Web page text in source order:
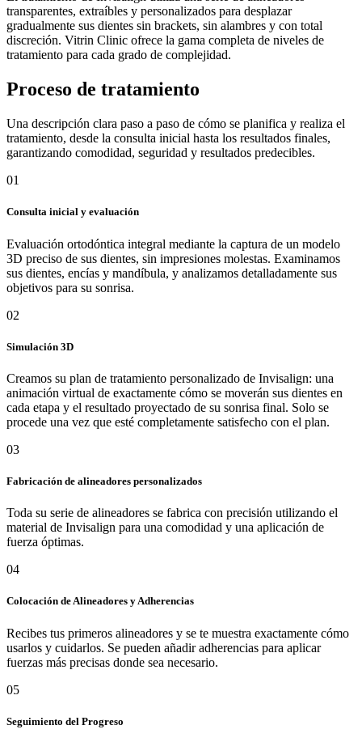
transparentes, extraíbles y personalizados para desplazar
gradualmente sus dientes sin brackets, sin alambres y con total
discreción. Vitrin Clinic ofrece la gama completa de niveles de
tratamiento para cada grado de complejidad.
Proceso de tratamiento
Una descripción clara paso a paso de cómo se planifica y realiza el
tratamiento, desde la consulta inicial hasta los resultados finales,
garantizando comodidad, seguridad y resultados predecibles.
01
Consulta inicial y evaluación
Evaluación ortodóntica integral mediante la captura de un modelo
3D preciso de sus dientes, sin impresiones molestas. Examinamos
sus dientes, encías y mandíbula, y analizamos detalladamente sus
objetivos para su sonrisa.
02
Simulación 3D
Creamos su plan de tratamiento personalizado de Invisalign: una
animación virtual de exactamente cómo se moverán sus dientes en
cada etapa y el resultado proyectado de su sonrisa final. Solo se
procede una vez que esté completamente satisfecho con el plan.
03
Fabricación de alineadores personalizados
Toda su serie de alineadores se fabrica con precisión utilizando el
material de Invisalign para una comodidad y una aplicación de
fuerza óptimas.
04
Colocación de Alineadores y Adherencias
Recibes tus primeros alineadores y se te muestra exactamente cómo
usarlos y cuidarlos. Se pueden añadir adherencias para aplicar
fuerzas más precisas donde sea necesario.
05
Seguimiento del Progreso